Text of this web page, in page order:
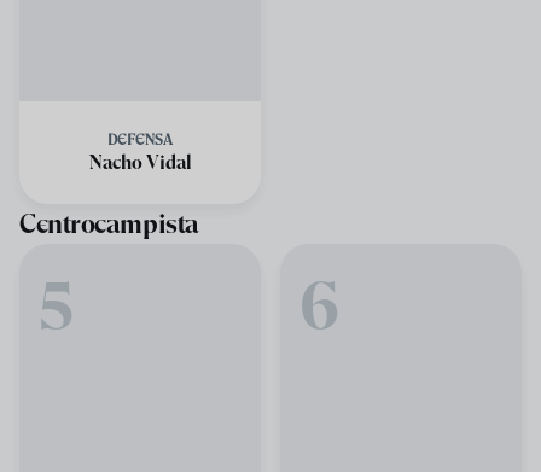
DEFENSA
Nacho Vidal
Centrocampista
5 6